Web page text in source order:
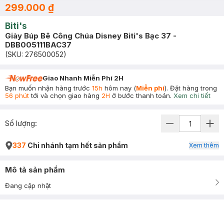
299.000 ₫
Biti's
Giày Búp Bê Công Chúa Disney Biti's Bạc 37 -
DBB005111BAC37
(SKU: 276500052)
Giao Nhanh Miễn Phí 2H
Bạn muốn nhận hàng trước 15h hôm nay (Miễn phí). Đặt hàng trong
56 phúttới và chọn giao hàng 2H ở bước thanh toán. Xem chi tiết
Số lượng:
337 Chi nhánh tạm hết sản phẩm Xem thêm
Mô tả sản phẩm
Đang cập nhật